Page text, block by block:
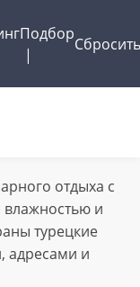
Подбор
Сбросить
отдыха с
и
турецкие
адресами и